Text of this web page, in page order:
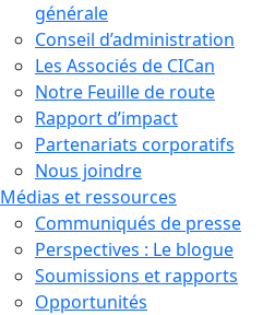
générale
Conseil d’administration
Les Associés de CICan
Notre Feuille de route
Rapport d’impact
Partenariats corporatifs
Nous joindre
Médias et ressources
Communiqués de presse
Perspectives : Le blogue
Soumissions et rapports
Opportunités